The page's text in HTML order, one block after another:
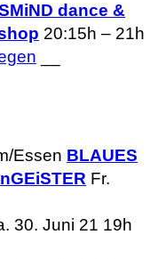
dance &
20:15h – 21h
Essen BLAUES
Fr.
30. Juni 21 19h